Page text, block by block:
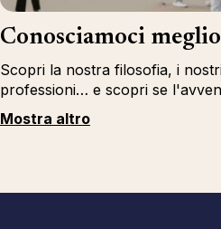
Conosciamoci
Scopri la nostra filosofia, i
professioni… e scopri se
Mostra altro